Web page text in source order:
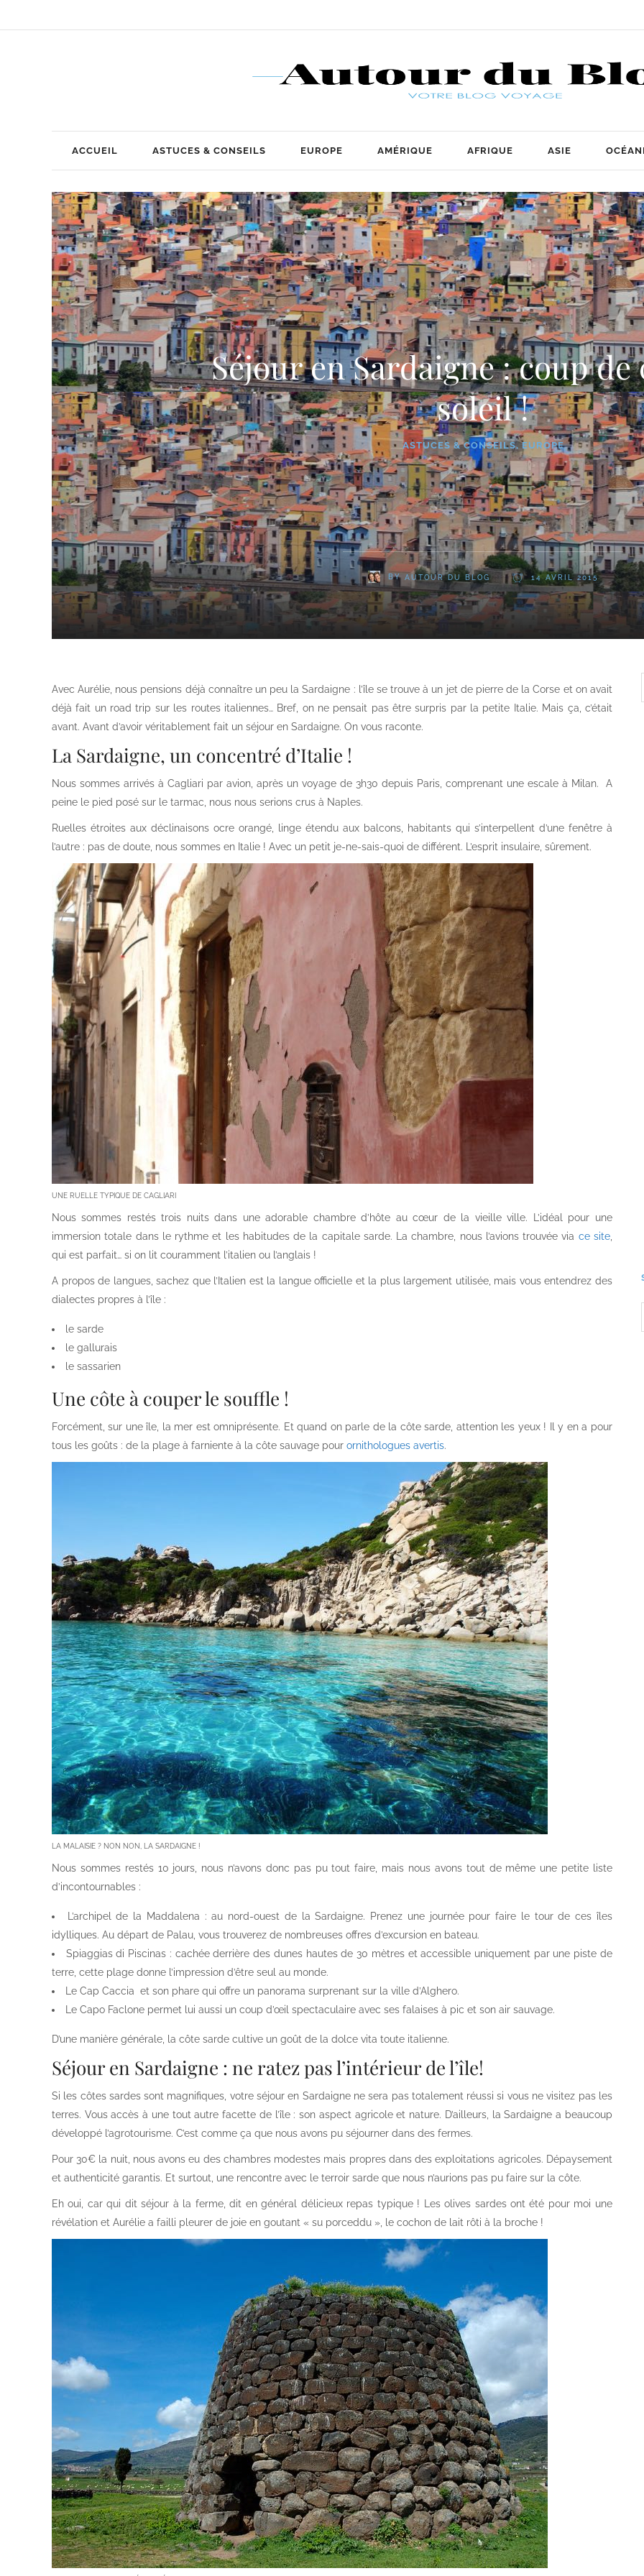
ACCUEIL ASTUCES & CONSEILS EUROPE AMÉRIQUE AFRIQUE ASIE
Séjour en Sardaigne : coup
soleil !
ASTUCES & CONSEILS,EUROPE
BY AUTOUR DU BLOG 14 AVRIL 2015
Avec Aurélie, nous pensions déjà connaître un peu la Sardaigne : l’île se trouve à un jet de pierre de la Corse et on avait
déjà fait un road trip sur les routes italiennes… Bref, on ne pensait pas être surpris par la petite Italie. Mais ça, c’était
avant. Avant d’avoir véritablement fait un séjour en Sardaigne. On vous raconte.
La Sardaigne, un concentré d’Italie !
Nous sommes arrivés à Cagliari par avion, après un voyage de 3h30 depuis Paris, comprenant une escale à Milan. A
peine le pied posé sur le tarmac, nous nous serions crus à Naples.
Ruelles étroites aux déclinaisons ocre orangé, linge étendu aux balcons, habitants qui s’interpellent d’une fenêtre à
l’autre : pas de doute, nous sommes en Italie ! Avec un petit je-ne-sais-quoi de différent. L’esprit insulaire, sûrement.
UNE RUELLE TYPIQUE DE CAGLIARI
Nous sommes restés trois nuits dans une adorable chambre d’hôte au cœur de la vieille ville. L’idéal pour une
immersion totale dans le rythme et les habitudes de la capitale sarde. La chambre, nous l’avions trouvée via ce site,
qui est parfait… si on lit couramment l’italien ou l’anglais !
A propos de langues, sachez que l’Italien est la langue officielle et la plus largement utilisée, mais vous entendrez des
dialectes propres à l’île :
le sarde
le gallurais
le sassarien
Une côte à couper le souffle !
Forcément, sur une île, la mer est omniprésente. Et quand on parle de la côte sarde, attention les yeux ! Il y en a pour
tous les goûts : de la plage à farniente à la côte sauvage pour ornithologues avertis.
LA MALAISIE ? NON NON, LA SARDAIGNE !
Nous sommes restés 10 jours, nous n’avons donc pas pu tout faire, mais nous avons tout de même une petite liste
d’incontournables :
L’archipel de la Maddalena : au nord-ouest de la Sardaigne. Prenez une journée pour faire le tour de ces îles
idylliques. Au départ de Palau, vous trouverez de nombreuses offres d’excursion en bateau.
Spiaggias di Piscinas : cachée derrière des dunes hautes de 30 mètres et accessible uniquement par une piste de
terre, cette plage donne l’impression d’être seul au monde.
Le Cap Caccia et son phare qui offre un panorama surprenant sur la ville d’Alghero.
Le Capo Faclone permet lui aussi un coup d’œil spectaculaire avec ses falaises à pic et son air sauvage.
D’une manière générale, la côte sarde cultive un goût de la dolce vita toute italienne.
Séjour en Sardaigne : ne ratez pas l’intérieur de l’île!
Si les côtes sardes sont magnifiques, votre séjour en Sardaigne ne sera pas totalement réussi si vous ne visitez pas les
terres. Vous accès à une tout autre facette de l’île : son aspect agricole et nature. D’ailleurs, la Sardaigne a beaucoup
développé l’agrotourisme. C’est comme ça que nous avons pu séjourner dans des fermes.
Pour 30€ la nuit, nous avons eu des chambres modestes mais propres dans des exploitations agricoles. Dépaysement
et authenticité garantis. Et surtout, une rencontre avec le terroir sarde que nous n’aurions pas pu faire sur la côte.
Eh oui, car qui dit séjour à la ferme, dit en général délicieux repas typique ! Les olives sardes ont été pour moi une
révélation et Aurélie a failli pleurer de joie en goutant « su porceddu », le cochon de lait rôti à la broche !